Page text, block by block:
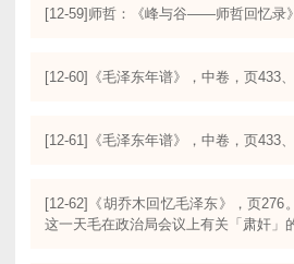
[12-59]师哲：《峰与谷——师哲回忆录
[12-60]《毛泽东年谱》，中卷，页433、
[12-61]《毛泽东年谱》，中卷，页433、
[12-62]《胡乔木回忆毛泽东》，页276
这一天毛在政治局会议上有关「肃奸」